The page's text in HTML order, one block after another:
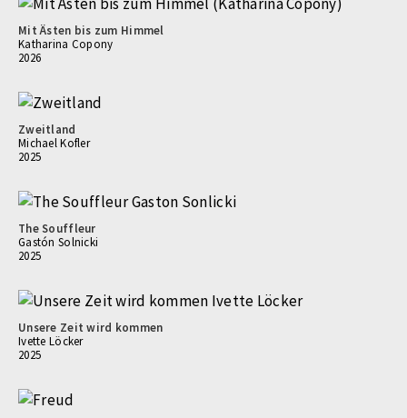
Mit Ästen bis zum Himmel
Katharina Copony
2026
Zweitland
Michael Kofler
2025
The Souffleur
Gastón Solnicki
2025
Unsere Zeit wird kommen
Ivette Löcker
2025